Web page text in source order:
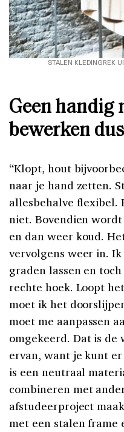
STALEN KLEDINGREK
Geen handig
bewerken
“Klopt, hout
naar je hand zetten.
allesbehalve flexibel.
niet. Bovendien
en dan weer koud.
vervolgens weer in.
graden lassen en
rechte hoek. Loopt
moet ik het
moet me aanpassen
omgekeerd. Dat is de
ervan, want je kunt
is een neutraal
combineren met
afstudeerproject
met een stalen frame